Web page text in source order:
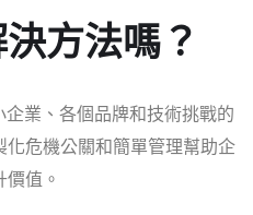
方法嗎？
企業、各個品牌和技術挑戰的
危機公關和簡單管理幫助企
價值。